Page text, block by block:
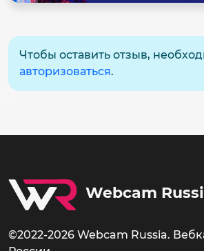
Чтобы оставить отзыв,
авторизоваться.
Webcam
©2022-2026 Webcam Russia.